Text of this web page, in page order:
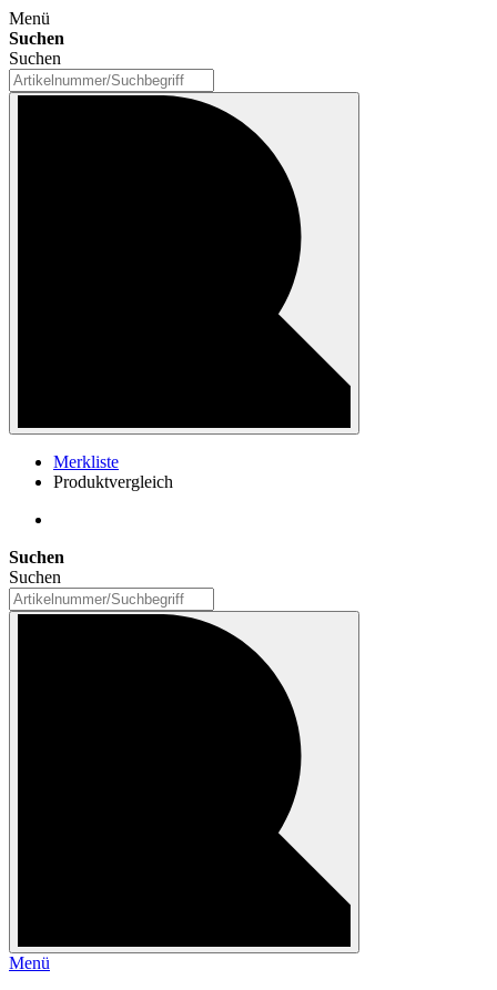
Menü
Suchen
Suchen
Merkliste
Produktvergleich
Suchen
Suchen
Menü